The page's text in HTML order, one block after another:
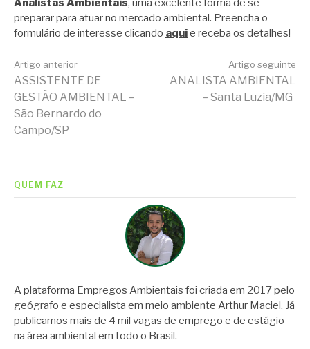
Analistas Ambientais, uma excelente forma de se
preparar para atuar no mercado ambiental. Preencha o
formulário de interesse clicando aquie receba os detalhes!
Continue
lendo
Artigo anterior
ASSISTENTE DE
GESTÃO AMBIENTAL –
São Bernardo do
Campo/SP
Artigo seguinte
ANALISTA AMBIENTAL
– Santa Luzia/MG
QUEM FAZ
A plataforma Empregos Ambientais foi criada em 2017 pelo
geógrafo e especialista em meio ambiente Arthur Maciel. Já
publicamos mais de 4 mil vagas de emprego e de estágio
na área ambiental em todo o Brasil.